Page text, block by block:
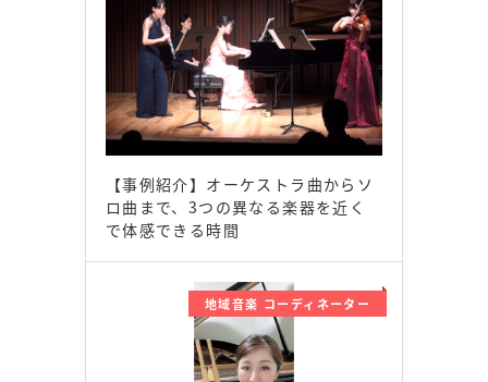
【事例紹介】オーケストラ曲からソ
ロ曲まで、3つの異なる楽器を近く
で体感できる時間
地域音楽 コーディネーター